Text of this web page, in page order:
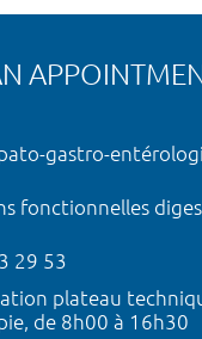
gastro-
fonctionnelles
29 53
plateau
de 8h00 à 16h30